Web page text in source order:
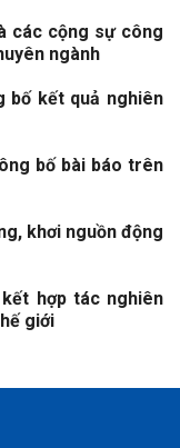
các cộng sự công
ngành
bố kết quả nghiên
bố bài báo trên
khơi nguồn động
hợp tác nghiên
giới